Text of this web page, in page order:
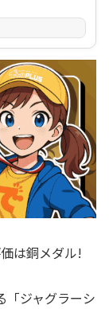
は銅メダル!
「ジャグラーシ